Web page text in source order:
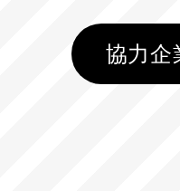
協力企